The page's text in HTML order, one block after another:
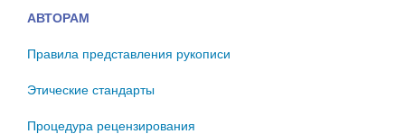
АВТОРАМ
Правила представления рукописи
Этические стандарты
Процедура рецензирования